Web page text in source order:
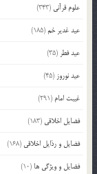
علوم قرآنی (343)
عید غدیر خم(185)
عید فطر (35)
عید نوروز (45)
غیبت امام (291)
فضایل اخلاقی (183)
فضایل و رذایل اخلاقی (168)
فضایل و ویژگی ها (10)